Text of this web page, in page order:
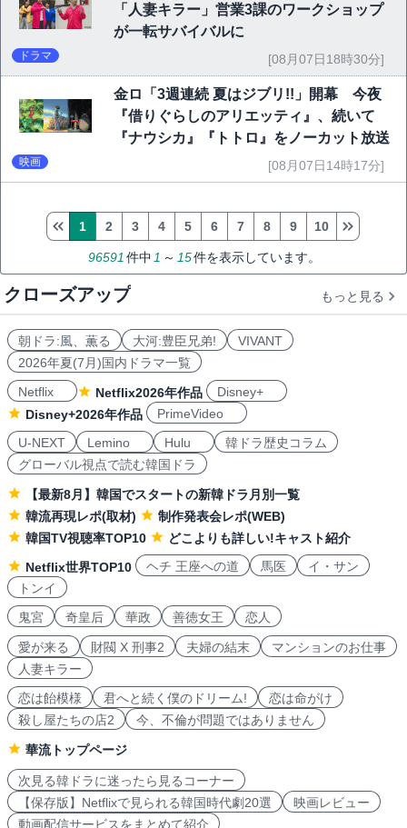
「人妻キラー」営業3課のワークショップ
が一転サバイバルに
ドラマ [08月07日18時30分]
金ロ「3週連続 夏はジブリ!!」開幕 今夜
『借りぐらしのアリエッティ』、続いて
『ナウシカ』『トトロ』をノーカット放送
映画 [08月07日14時17分]
96591 件中 1 ～ 15件を表示しています。
1 2 3 4 5 6 7 8 9 10
クローズアップ もっと見る
朝ドラ:風、薫る 大河:豊臣兄弟!
VIVANT
2026年夏(7月)国内ドラマ一覧
Netflix
Netflix2026年作品
Disney+
Disney+2026年作品
PrimeVideo
U-NEXT
Lemino Hulu
韓ドラ歴史コラム
グローバル視点で読む韓国ドラ
【最新8月】韓国でスタートの新韓ドラ月別一覧
韓流再現レポ(取材)
制作発表会レポ(WEB)
韓国TV視聴率TOP10
どこよりも詳しい!キャスト紹介
Netflix世界TOP10
ヘチ 王座への道 馬医
イ・サン
トンイ
鬼宮
奇皇后 華政 善徳女王 恋人
愛が来る 財閥 X 刑事2 夫婦の結末
マンションのお仕事
人妻キラー
恋は飴模様
君へと続く僕のドリーム!
恋は命がけ
殺し屋たちの店2
今、不倫が問題ではありません
華流トップページ
次見る韓ドラに迷ったら見るコーナー
【保存版】Netflixで見られる韓国時代劇20選
映画レビュー
動画配信サービスをまとめて紹介